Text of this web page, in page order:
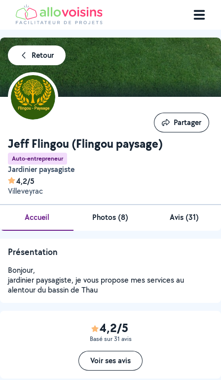
Retour
Jeff Flingou (Flingou paysage)
Auto-entrepreneur
Jardinier paysagiste
4,2/5
Villeveyrac
Partager
Partager
Accueil Photos (8) Avis (31)
Présentation
Bonjour,
jardinier paysagiste, je vous propose mes services au
alentour du bassin de Thau
4,2/5
Basé sur 31 avis
Voir ses avis